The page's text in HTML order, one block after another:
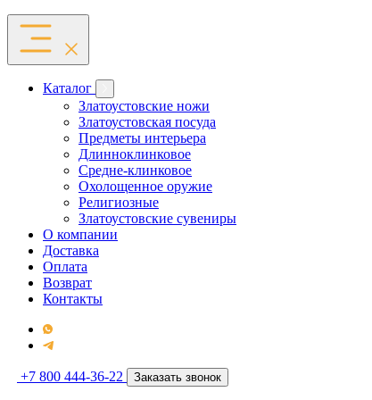
Каталог
Златоустовские ножи
Златоустовская посуда
Предметы интерьера
Длинноклинковое
Средне-клинковое
Охолощенное оружие
Религиозные
Златоустовские сувениры
О компании
Доставка
Оплата
Возврат
Контакты
+7 800 444-36-22 Заказать звонок